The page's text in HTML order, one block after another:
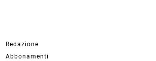
Redazione
Abbonamenti